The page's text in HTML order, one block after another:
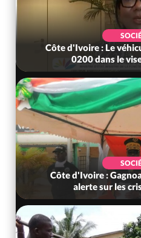
Côte d'Ivoire : Le
0200 dans le
Côte d'Ivoire :
alerte sur les